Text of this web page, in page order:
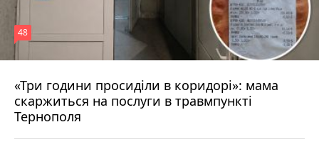
«Три години просиділи в коридорі»: мама
скаржиться на послуги в травмпункті
Тернополя
48
8 серпня 2026 р.